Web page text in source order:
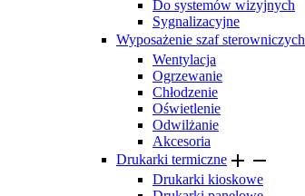
Do systemów wizyjnych
Sygnalizacyjne
Wyposażenie szaf sterowniczych
Wentylacja
Ogrzewanie
Chłodzenie
Oświetlenie
Odwilżanie
Akcesoria
Drukarki termiczne  
Drukarki kioskowe